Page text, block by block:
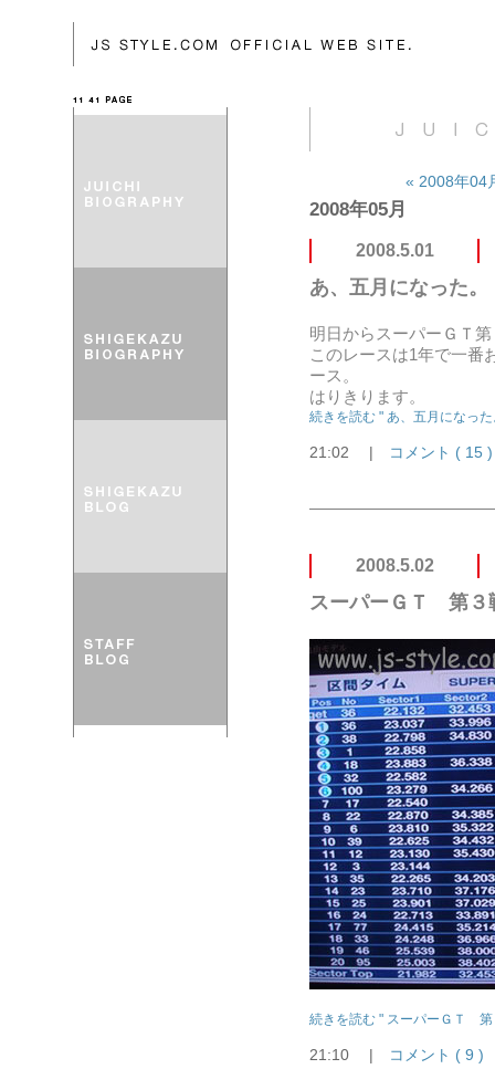
« 2008年04
2008年05月
2008.5.01
あ、五月になった。
明日からスーパーＧＴ
このレースは1年で一番
ース。
はりきります。
続きを読む " あ、五月になっ
21:02 | コメント ( 15 )
2008.5.02
スーパーＧＴ 第
続きを読む " スーパーＧＴ
21:10 | コメント ( 9 )